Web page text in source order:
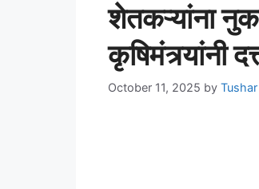
शेतकऱ्यांना
कृषिमंत्र्यांनी
October 11, 2025 by Tushar